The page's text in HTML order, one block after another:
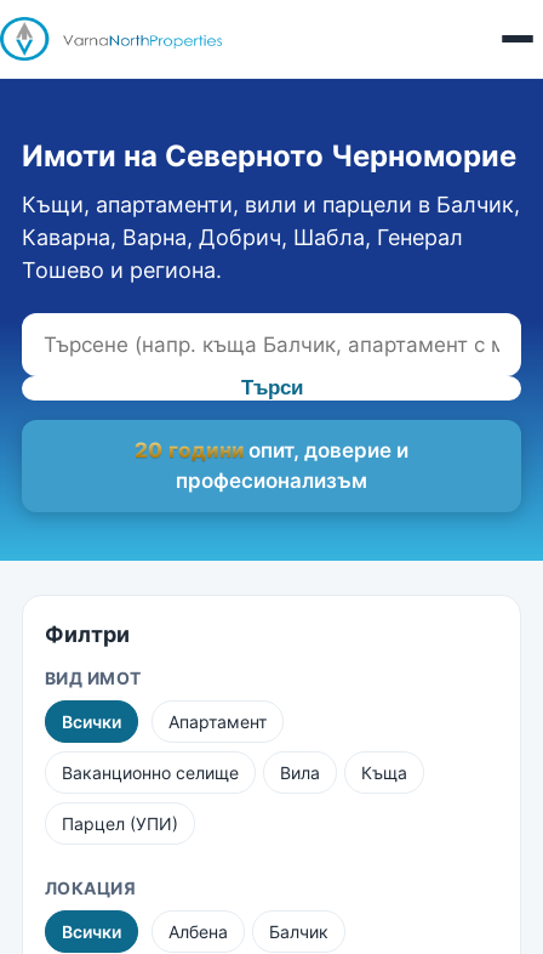
Имоти на Северното Черноморие
Къщи, апартаменти, вили и парцели в Балчик,
Каварна, Варна, Добрич, Шабла, Генерал
Тошево и региона.
Търси
20 години опит, доверие и
професионализъм
Филтри
ВИД ИМОТ
Всички Апартамент
Ваканционно селище Вила Къща
Парцел (УПИ)
ЛОКАЦИЯ
Всички Албена Балчик